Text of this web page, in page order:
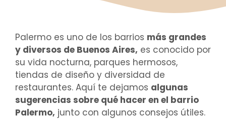
Palermo es uno de los barrios más grandes
y diversos de Buenos Aires, es conocido por
su vida nocturna, parques hermosos,
tiendas de diseño y diversidad de
restaurantes. Aquí te dejamos algunas
sugerencias sobre qué hacer en el barrio
Palermo, junto con algunos consejos útiles.